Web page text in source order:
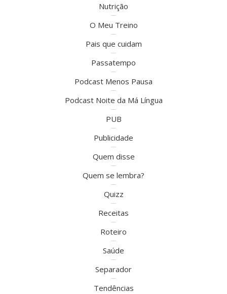
Nutrição
O Meu Treino
Pais que cuidam
Passatempo
Podcast Menos Pausa
Podcast Noite da Má Língua
PUB
Publicidade
Quem disse
Quem se lembra?
Quizz
Receitas
Roteiro
Saúde
Separador
Tendências